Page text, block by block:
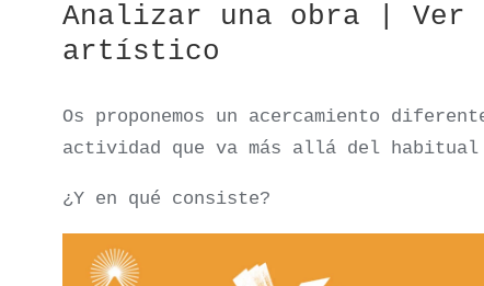
Analizar una obra | Ver
artístico
Os proponemos un acercamiento
actividad que va más allá del
¿Y en qué consiste?